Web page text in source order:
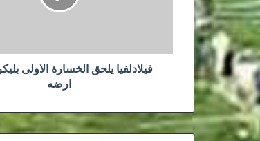
فيلادلفيا يلحق الخسارة الاولى
ارضه